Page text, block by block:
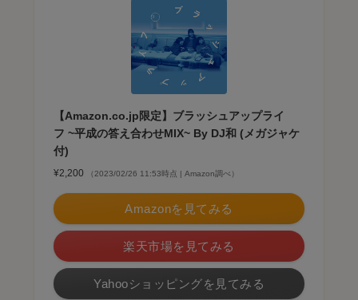
【Amazon.co.jp限定】ブラッシュアップライ
フ ~平成の答え合わせMIX~ By DJ和 (メガジャケ
付)
¥2,200 （2023/02/26 11:53時点 | Amazon調べ）
Amazonを見てみる
楽天市場を見てみる
Yahooショッピングを見てみる